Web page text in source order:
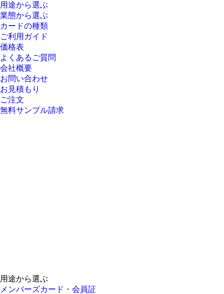
用途から選ぶ
業態から選ぶ
カードの種類
ご利用ガイド
価格表
よくあるご質問
会社概要
お問い合わせ
お見積もり
ご注文
無料サンプル請求
用途から選ぶ
メンバーズカード・会員証